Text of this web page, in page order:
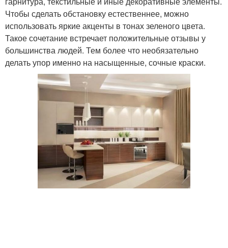
Чтобы сделать обстановку естественнее, можно
использовать яркие акценты в тонах зеленого цвета.
Такое сочетание встречает положительные отзывы у
большинства людей. Тем более что необязательно
делать упор именно на насыщенные, сочные краски.